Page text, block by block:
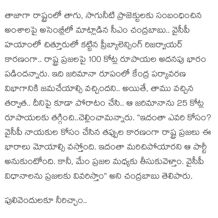
తాజాగా రాష్ట్రంలో తాగు, సాగునీటి ప్రాజెక్టుల‌కు సంబంధించిన
అంశాల‌పై అసెంబ్లీలో మాట్లాడిన సీఎం చంద్ర‌బాబు.. వైసీపీ
హ‌యాంలో చిత్తూరులో క‌ట్టిన ప్రీబ్యాలెన్సింగ్ రిజ‌ర్వాయ‌ర్
కార‌ణంగా.. రాష్ట్ర ప్ర‌జ‌ల‌పై 100 కోట్ల రూపాయ‌ల అద‌న‌పు భారం
ప‌డింద‌న్నారు. ఇది జ‌రిమానా రూపంలో కేంద్ర ప‌ర్యావ‌ర‌ణ
విభాగానికి జ‌మ‌చేయాల్సి వ‌చ్చింద‌ని.. అయితే, తాము వ‌చ్చిన
త‌ర్వాత‌.. దీనిపై కూడా పోరాటం చేసి.. ఆ జ‌రిమానాను 25 కోట్ల
రూపాయ‌ల‌కు త‌గ్గించి..చెల్లించామ‌న్నారు. “ఇదంతా ఎవ‌రి కోసం?
వైసీపీ నాయ‌కుల కోసం చేసిన త‌ప్పుల కార‌ణంగా రాష్ట్ర ప్ర‌జ‌లు ఈ
భారాలు మోయాల్సి వ‌స్తోంది. ఇదంతా మ‌రిచిపోయార‌ని ఆ పార్టీ
అనుకుంటోంది. కానీ, మేం ప్ర‌జ‌ల మ‌ధ్య‌కు తీసుకువెళ్తాం. వైసీపీ
విధానాల‌ను ప్ర‌జ‌ల‌కు వివ‌రిస్తాం“ అని చంద్ర‌బాబు తెలిపారు.
పులివెందుల‌కూ నీరిచ్చాం..